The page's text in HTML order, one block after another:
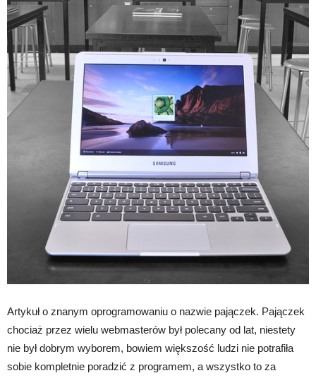
Artykuł o znanym oprogramowaniu o nazwie pajączek. Pajączek
chociaż przez wielu webmasterów był polecany od lat, niestety
nie był dobrym wyborem, bowiem większość ludzi nie potrafiła
sobie kompletnie poradzić z programem, a wszystko to za